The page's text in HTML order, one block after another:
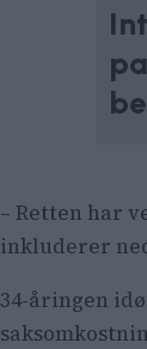
– Retten har
inkluderer
34-åringen